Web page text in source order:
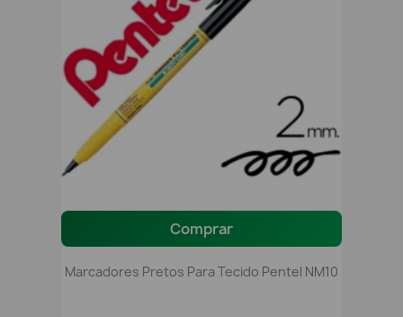
Comprar
Marcadores Pretos Para Tecido Pentel NM10